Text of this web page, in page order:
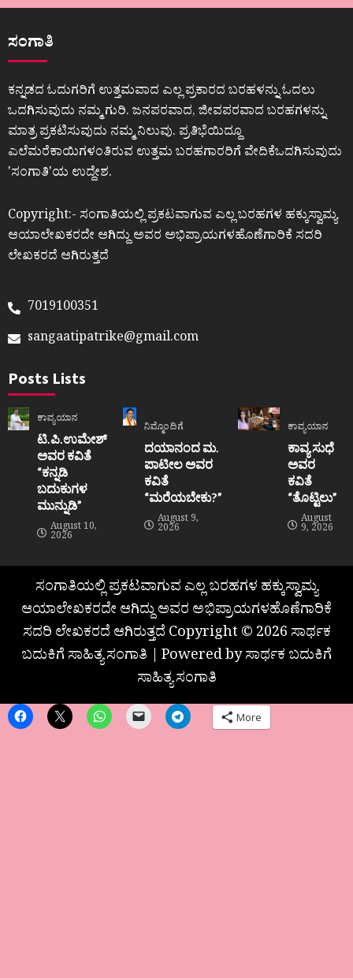
ಸಂಗಾತಿ
ಕನ್ನಡದ ಓದುಗರಿಗೆ ಉತ್ತಮವಾದ ಎಲ್ಲ ಪ್ರಕಾರದ ಬರಹಳನ್ನು ಓದಲು
ಒದಗಿಸುವುದು ನಮ್ಮ ಗುರಿ. ಜನಪರವಾದ, ಜೀವಪರವಾದ ಬರಹಗಳನ್ನು
ಮಾತ್ರ ಪ್ರಕಟಿಸುವುದು ನಮ್ಮ ನಿಲುವು. ಪ್ರತಿಭೆಯಿದ್ದೂ
ಎಲೆಮರೆಕಾಯಿಗಳಂತಿರುವ ಉತ್ತಮ ಬರಹಗಾರರಿಗೆ ವೇದಿಕೆಒದಗಿಸುವುದು
ʼಸಂಗಾತಿʼಯ ಉದ್ದೇಶ.
Copyright:- ಸಂಗಾತಿಯಲ್ಲಿ ಪ್ರಕಟವಾಗುವ ಎಲ್ಲ ಬರಹಗಳ ಹಕ್ಕುಸ್ವಾಮ್ಯ
ಆಯಾಲೇಖಕರದೇ ಆಗಿದ್ದು ಅವರ ಅಭಿಪ್ರಾಯಗಳಹೊಣೆಗಾರಿಕೆ ಸದರಿ
ಲೇಖಕರದೆ ಆಗಿರುತ್ತದೆ
7019100351
sangaatipatrike@gmail.com
Posts Lists
ಕಾವ್ಯಯಾನ
ಟಿ.ಪಿ.ಉಮೇಶ್
ಅವರ ಕವಿತೆ
“ಕನ್ನಡಿ
ಬದುಕುಗಳ
ಮುನ್ನುಡಿ”
August 10,
2026
ನಿಮ್ಮೊಂದಿಗೆ
ದಯಾನಂದ ಮ.
ಪಾಟೀಲ ಅವರ
ಕವಿತೆ
“ಮರೆಯಬೇಕು?”
August 9,
2026
ಕಾವ್ಯಯಾನ
ಕಾವ್ಯ ಸುಧೆ
ಅವರ
ಕವಿತೆ
“ತೊಟ್ಟಿಲು”
August
9, 2026
ಸಂಗಾತಿಯಲ್ಲಿ ಪ್ರಕಟವಾಗುವ ಎಲ್ಲ ಬರಹಗಳ ಹಕ್ಕುಸ್ವಾಮ್ಯ
ಆಯಾಲೇಖಕರದೇ ಆಗಿದ್ದು ಅವರ ಅಭಿಪ್ರಾಯಗಳಹೊಣೆಗಾರಿಕೆ
ಸದರಿ ಲೇಖಕರದೆ ಆಗಿರುತ್ತದೆ Copyright © 2026 ಸಾರ್ಥಕ
ಬದುಕಿಗೆ ಸಾಹಿತ್ಯ ಸಂಗಾತಿ | Powered by ಸಾರ್ಥಕ ಬದುಕಿಗೆ
ಸಾಹಿತ್ಯ ಸಂಗಾತಿ
More